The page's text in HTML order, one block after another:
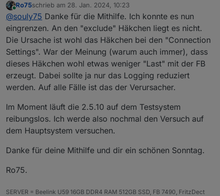
Online
Ro75schrieb am 28. Jan. 2024, 10:23
zuletzt editiert von
@souly75 Danke für die Mithilfe. Ich konnte es nun
eingrenzen. An den "exclude" Häkchen liegt es nicht.
Die Ursache ist wohl das Häkchen bei den "Connection
Settings". War der Meinung (warum auch immer), dass
dieses Häkchen wohl etwas weniger "Last" mit der FB
erzeugt. Dabei sollte ja nur das Logging reduziert
werden. Auf alle Fälle ist das der Verursacher.
Im Moment läuft die 2.5.10 auf dem Testsystem
reibungslos. Ich werde also nochmal den Versuch auf
dem Hauptsystem versuchen.
Danke für deine Mithilfe und dir ein schönen Sonntag.
Ro75.
SERVER = Beelink U59 16GB DDR4 RAM 512GB SSD, FB 7490, FritzDect